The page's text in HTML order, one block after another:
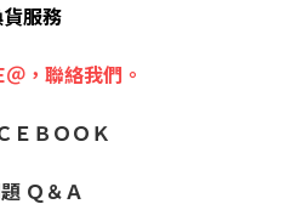
服務
，聯絡我們。
ＥＢＯＯＫ
Ｑ＆Ａ